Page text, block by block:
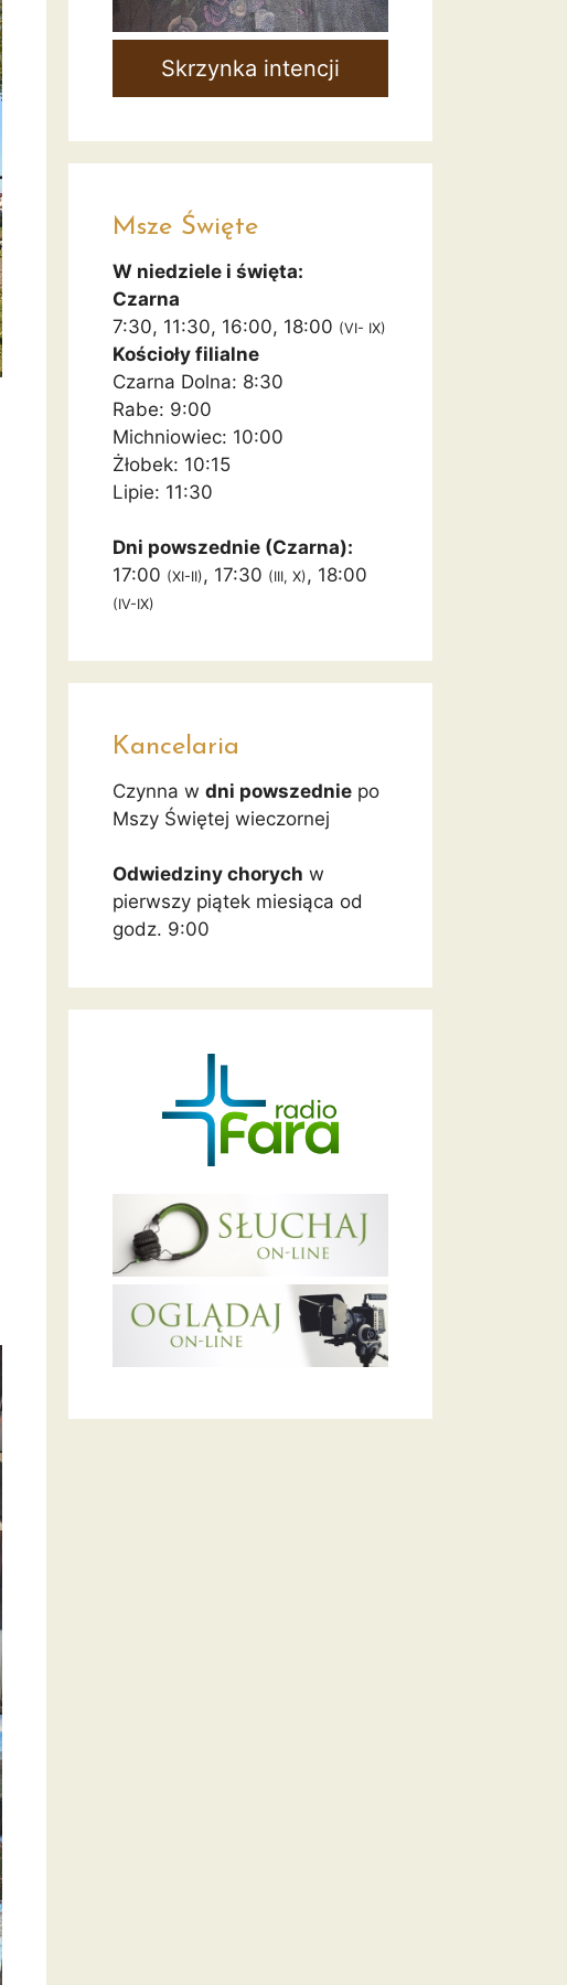
Skrzynka intencji
Msze Święte
W niedziele i święta:
Czarna
7:30, 11:30, 16:00, 18:00 (VI- IX)
Kościoły filialne
Czarna Dolna: 8:30
Rabe: 9:00
Michniowiec: 10:00
Żłobek: 10:15
Lipie: 11:30
Dni powszednie (Czarna):
17:00 (XI-II), 17:30 (III, X), 18:00
(IV-IX)
Kancelaria
Czynna w dni powszednie po
Mszy Świętej wieczornej
Odwiedziny chorych w
pierwszy piątek miesiąca od
godz. 9:00